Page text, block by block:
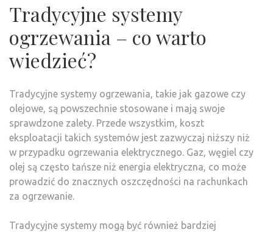
Tradycyjne systemy
ogrzewania – co warto
wiedzieć?
Tradycyjne systemy ogrzewania, takie jak gazowe czy
olejowe, są powszechnie stosowane i mają swoje
sprawdzone zalety. Przede wszystkim, koszt
eksploatacji takich systemów jest zazwyczaj niższy niż
w przypadku ogrzewania elektrycznego. Gaz, węgiel czy
olej są często tańsze niż energia elektryczna, co może
prowadzić do znacznych oszczędności na rachunkach
za ogrzewanie.
Tradycyjne systemy mogą być również bardziej